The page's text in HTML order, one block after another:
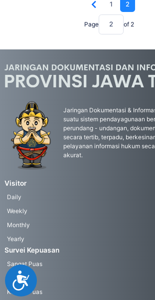
Accessibility
1 2
Page of 2
Jaringan Dokumentasi &
suatu sistem pendayagunaan
perundang - undangan,
secara tertib, terpadu,
pelayanan informasi hukum
akurat.
Visitor
Daily
Weekly
Monthly
Yearly
Survei Kepuasan
Sangat Puas
Puas
Kurang Puas